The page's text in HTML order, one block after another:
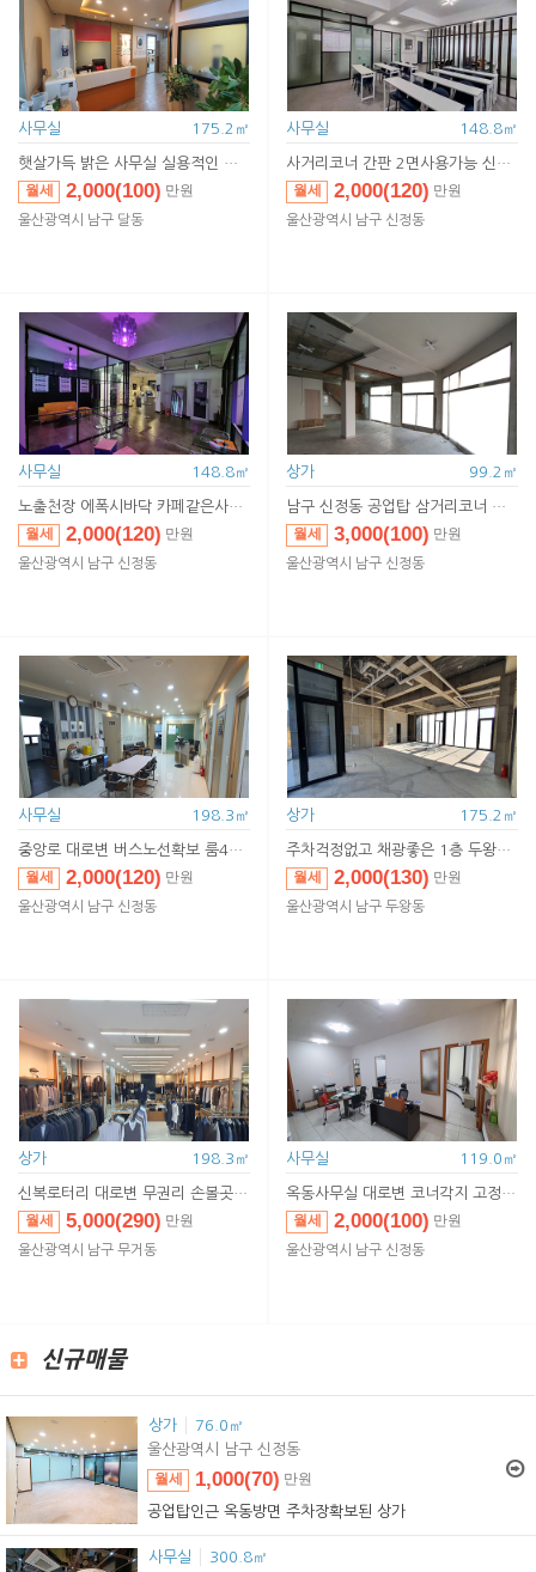
사무실 175.2㎡
햇살가득 밝은 사무실 실용적인 구조 편리한 대중교통
월세 2,000(100) 만원
임대 2,000(100)
울산광역시 남구 달동
사무실 148.8㎡
사거리코너 간판 2면사용가능 신축급 내부시설
월세 2,000(120) 만원
임대 2,000(120)
울산광역시 남구 신정동
사무실 148.8㎡
노출천장 에폭시바닥 카페같은사무실
월세 2,000(120) 만원
임대 2,000(120)
울산광역시 남구 신정동
상가 99.2㎡
남구 신정동 공업탑 삼거리코너 간판 3면확보
월세 3,000(100) 만원
임대 3,000(100)
울산광역시 남구 신정동
사무실 198.3㎡
중앙로 대로변 버스노선확보 룸4개 휴게실 샤워실까지
월세 2,000(120) 만원
임대 2,000(120)
울산광역시 남구 신정동
상가 175.2㎡
주차걱정없고 채광좋은 1층 두왕동 신축사무실
월세 2,000(130) 만원
임대 2,000(130)
울산광역시 남구 두왕동
상가 198.3㎡
신복로터리 대로변 무권리 손볼곳 없이 즉시입주
월세 5,000(290) 만원
임대 5,000(290)
울산광역시 남구 무거동
사무실 119.0㎡
옥동사무실 대로변 코너각지 고정주차자리 확보
월세 2,000(100) 만원
임대 2,000(100)
울산광역시 남구 신정동
신규매물
상가 76.0㎡
공업탑인근 옥동방면 주차장확보된 상가
월세 1,000(70) 만원
임대 1,000(70) 만원
울산광역시 남구 신정동
사무실 300.8㎡